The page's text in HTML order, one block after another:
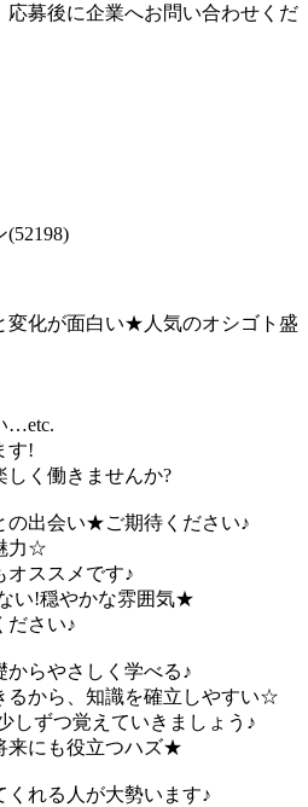
応募後に企業へお問い合わせくだ
変化が面白い★人気のオシゴト盛
…etc.
す!
しく働きませんか?
の出会い★ご期待ください♪
力☆
オススメです♪
い!穏やかな雰囲気★
ださい♪
からやさしく学べる♪
るから、知識を確立しやすい☆
しずつ覚えていきましょう♪
来にも役立つハズ★
くれる人が大勢います♪